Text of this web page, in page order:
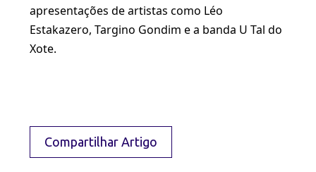
apresentações de artistas como Léo
Estakazero, Targino Gondim e a banda U Tal do
Xote.
Compartilhar Artigo